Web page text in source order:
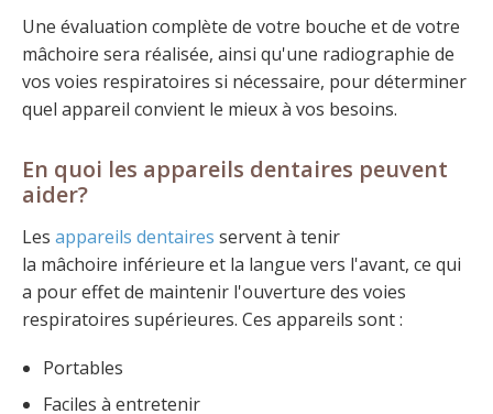
Une évaluation complète de votre bouche et de votre
mâchoire sera réalisée, ainsi qu'une radiographie de
vos voies respiratoires si nécessaire, pour déterminer
quel appareil convient le mieux à vos besoins.
En quoi les appareils dentaires peuvent
aider?
Les appareils dentaires servent à tenir
la mâchoire inférieure et la langue vers l'avant, ce qui
a pour effet de maintenir l'ouverture des voies
respiratoires supérieures. Ces appareils sont :
Portables
Faciles à entretenir